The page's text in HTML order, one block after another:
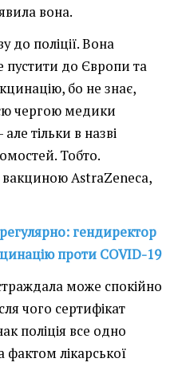
вона.
до поліції. Вона
пустити до Європи та
бо не знає,
чергою медики
тільки в назві
Тобто.
AstraZeneca,
гендиректор
проти COVID-19
може спокійно
чого сертифікат
поліція все одно
фактом лікарської